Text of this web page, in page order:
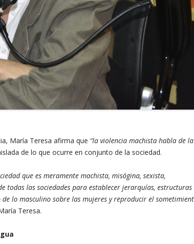
María Teresa afirma que “la violencia machista habla de la
de lo que ocurre en conjunto de la sociedad.
que es meramente machista, misógina, sexista,
todas las sociedades para establecer jerarquías, estructuras
lo masculino sobre las mujeres y reproducir el
Teresa.